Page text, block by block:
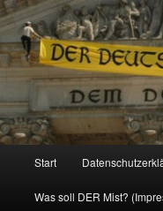
Reizzentrum
Politik, Wirtschaft, Soziales
Zum
Inhalt
Zum
sekundären
Start
Was soll DER Mist?